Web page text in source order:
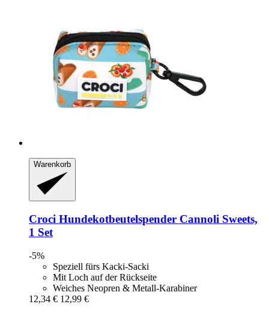
Warenkorb
Croci Hundekotbeutelspender Cannoli Sweets,
1 Set
-5%
Speziell fürs Kacki-Sacki
Mit Loch auf der Rückseite
Weiches Neopren & Metall-Karabiner
12,34 € 12,99 €